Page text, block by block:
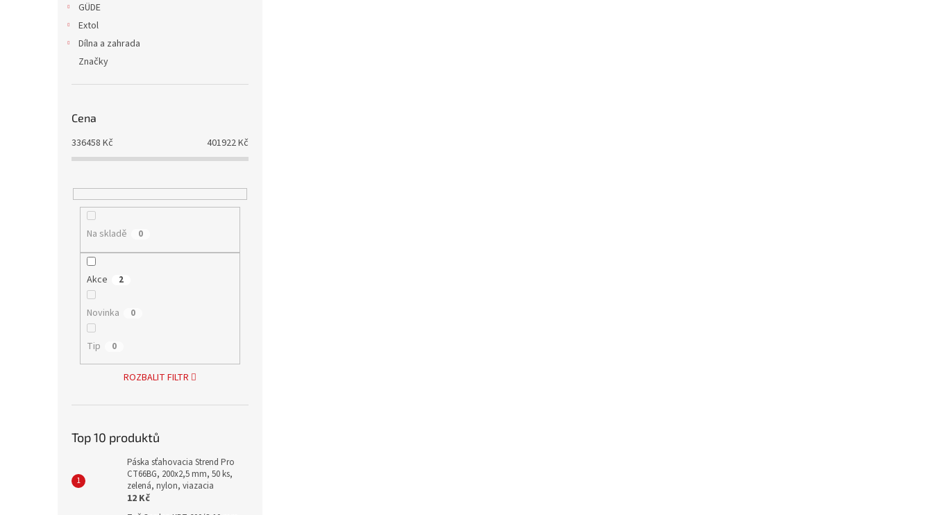
GÜDE
Extol
Dílna a zahrada
Značky
Cena
336458 Kč 401922Kč
Na skladě 0
Akce 2
Novinka 0
Tip 0
ROZBALIT FILTR
Top 10 produktů
Páska sťahovacia Strend Pro
CT66BG, 200x2,5 mm, 50 ks,
zelená, nylon, viazacia
12 Kč